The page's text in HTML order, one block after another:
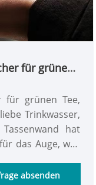
für grünen
für grünen Tee,
Trinkwasser,
hat
das Auge, was
absenden